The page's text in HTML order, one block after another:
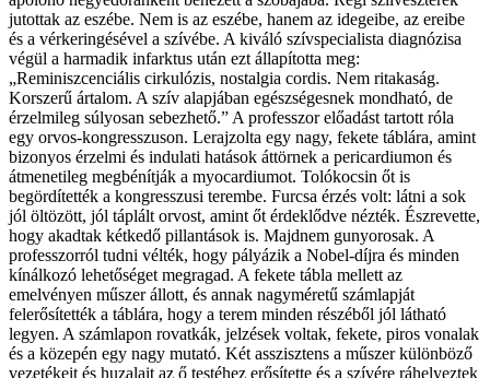
jutottak az eszébe. Nem is az eszébe, hanem az idegeibe, az ereibe
és a vérkeringésével a szívébe. A kiváló szívspecialista diagnózisa
végül a harmadik infarktus után ezt állapította meg:
„Reminiszcenciális cirkulózis, nostalgia cordis. Nem ritakaság.
Korszerű ártalom. A szív alapjában egészségesnek mondható, de
érzelmileg súlyosan sebezhető.” A professzor előadást tartott róla
egy orvos-kongresszuson. Lerajzolta egy nagy, fekete táblára, amint
bizonyos érzelmi és indulati hatások áttörnek a pericardiumon és
átmenetileg megbénítják a myocardiumot. Tolókocsin őt is
begördítették a kongresszusi terembe. Furcsa érzés volt: látni a sok
jól öltözött, jól táplált orvost, amint őt érdeklődve nézték. Észrevette,
hogy akadtak kétkedő pillantások is. Majdnem gunyorosak. A
professzorról tudni vélték, hogy pályázik a Nobel-díjra és minden
kínálkozó lehetőséget megragad. A fekete tábla mellett az
emelvényen műszer állott, és annak nagyméretű számlapját
felerősítették a táblára, hogy a terem minden részéből jól látható
legyen. A számlapon rovatkák, jelzések voltak, fekete, piros vonalak
és a közepén egy nagy mutató. Két asszisztens a műszer különböző
vezetékeit és huzalait az ő testéhez erősítette és a szívére ráhelyeztek